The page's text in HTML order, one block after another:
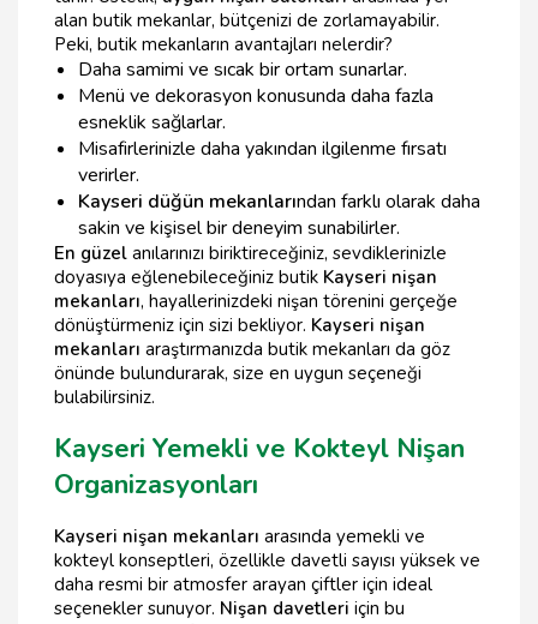
alan butik mekanlar, bütçenizi de zorlamayabilir.
Peki, butik mekanların avantajları nelerdir?
Daha samimi ve sıcak bir ortam sunarlar.
Menü ve dekorasyon konusunda daha fazla
esneklik sağlarlar.
Misafirlerinizle daha yakından ilgilenme fırsatı
verirler.
Kayseri düğün mekanlarından farklı olarak daha
sakin ve kişisel bir deneyim sunabilirler.
En güzel anılarınızı biriktireceğiniz, sevdiklerinizle
doyasıya eğlenebileceğiniz butik Kayseri nişan
mekanları, hayallerinizdeki nişan törenini gerçeğe
dönüştürmeniz için sizi bekliyor. Kayseri nişan
mekanları araştırmanızda butik mekanları da göz
önünde bulundurarak, size en uygun seçeneği
bulabilirsiniz.
Kayseri Yemekli ve Kokteyl Nişan
Organizasyonları
Kayseri nişan mekanları arasında yemekli ve
kokteyl konseptleri, özellikle davetli sayısı yüksek ve
daha resmi bir atmosfer arayan çiftler için ideal
seçenekler sunuyor. Nişan davetleri için bu